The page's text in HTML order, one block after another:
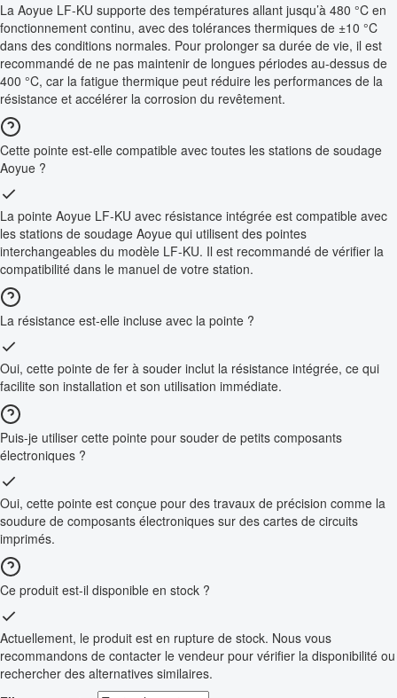
La Aoyue LF-KU supporte des températures allant jusqu’à 480 °C en
fonctionnement continu, avec des tolérances thermiques de ±10 °C
dans des conditions normales. Pour prolonger sa durée de vie, il est
recommandé de ne pas maintenir de longues périodes au-dessus de
400 °C, car la fatigue thermique peut réduire les performances de la
résistance et accélérer la corrosion du revêtement.
Cette pointe est-elle compatible avec toutes les stations de soudage
Aoyue ?
La pointe Aoyue LF-KU avec résistance intégrée est compatible avec
les stations de soudage Aoyue qui utilisent des pointes
interchangeables du modèle LF-KU. Il est recommandé de vérifier la
compatibilité dans le manuel de votre station.
La résistance est-elle incluse avec la pointe ?
Oui, cette pointe de fer à souder inclut la résistance intégrée, ce qui
facilite son installation et son utilisation immédiate.
Puis-je utiliser cette pointe pour souder de petits composants
électroniques ?
Oui, cette pointe est conçue pour des travaux de précision comme la
soudure de composants électroniques sur des cartes de circuits
imprimés.
Ce produit est-il disponible en stock ?
Actuellement, le produit est en rupture de stock. Nous vous
recommandons de contacter le vendeur pour vérifier la disponibilité ou
rechercher des alternatives similaires.